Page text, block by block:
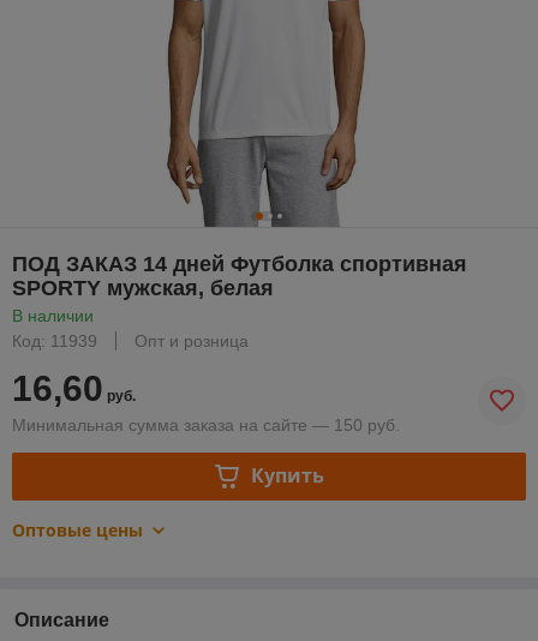
ПОД ЗАКАЗ 14 дней Футболка спортивная
SPORTY мужская, белая
В наличии
Код: 11939
Опт и розница
16,60 руб.
Минимальная сумма заказа на сайте — 150 руб.
Купить
Оптовые цены
Описание